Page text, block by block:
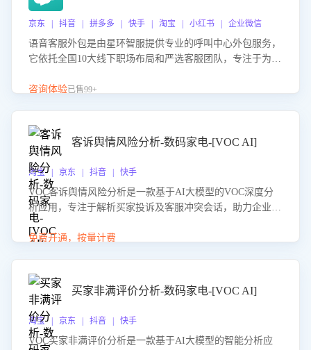
京东 | 抖音 | 拼多多 | 快手 | 淘宝 | 小红书 | 企业微信
语音客服外包是由星环智服提供专业的呼叫中心外包服务，
它依托全国10大线下职场布局和严选客服团队，专注于为企
客服团队和智能工具提升语音客服服务效率和质量，帮助企
咨询体验已售99+
客诉舆情风险分析-数码家电-[VOC AI]
淘宝 | 京东 | 抖音 | 快手
VOC客诉舆情风险分析是一款基于AI大模型的VOC深度分
析应用，专注于解析买家投诉及客服冲突会话，助力企业精
准防控舆情风险。该产品通过智能定位高风险会话、精准判
别客户情绪、归因争议根源，并客观评估客服应对合理性与
能力，阻断差评扩散，维护品牌声誉，实现客户满意度的持
续提升。
免费开通，按量计费
买家非满评价分析-数码家电-[VOC AI]
淘宝 | 京东 | 抖音 | 快手
VOC买家非满评价分析是一款基于AI大模型的智能分析应